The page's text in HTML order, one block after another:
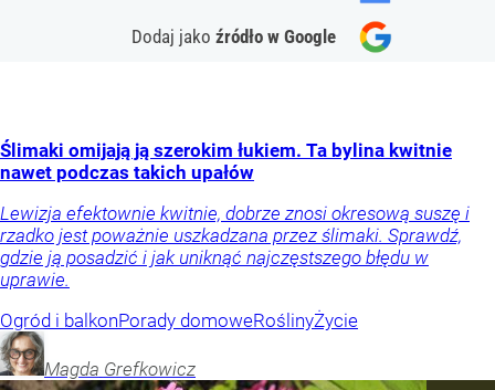
Dodaj jako źródło w Google
Ślimaki omijają ją szerokim łukiem. Ta bylina kwitnie
nawet podczas takich upałów
Lewizja efektownie kwitnie, dobrze znosi okresową suszę i
rzadko jest poważnie uszkadzana przez ślimaki. Sprawdź,
gdzie ją posadzić i jak uniknąć najczęstszego błędu w
uprawie.
Ogród i balkonPorady domoweRoślinyŻycie
Magda Grefkowicz